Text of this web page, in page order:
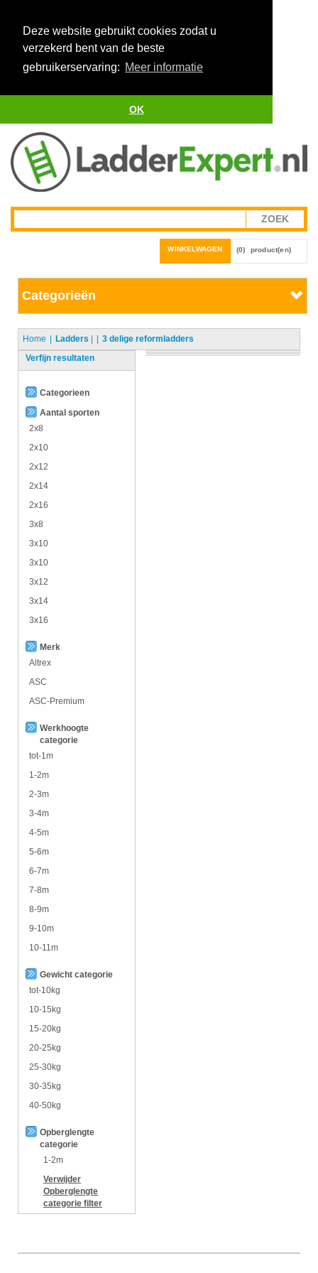
Deze website gebruikt cookies zodat u
verzekerd bent van de beste
gebruikerservaring: Meer informatie
OK
WINKELWAGEN (0) product(en)
Categorieën
Home Ladders |
3 delige reformladders
Verfijn resultaten
Categorieen
Aantal sporten
2x8
2x10
2x12
2x14
2x16
3x8
3x10
3x10
3x12
3x14
3x16
Merk
Altrex
ASC
ASC-Premium
Werkhoogte
categorie
tot-1m
1-2m
2-3m
3-4m
4-5m
5-6m
6-7m
7-8m
8-9m
9-10m
10-11m
Gewicht categorie
tot-10kg
10-15kg
15-20kg
20-25kg
25-30kg
30-35kg
40-50kg
Opberglengte
categorie
1-2m
Verwijder
Opberglengte
categorie filter